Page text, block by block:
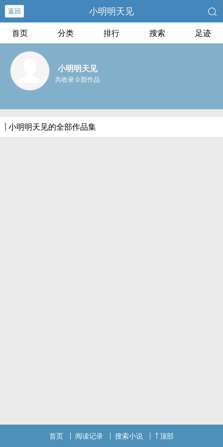
返回 小明明天见
首页 分类 排行 搜索 足迹
小明明天见
共收录 0 部作品
小明明天见的全部作品集
首页 阅读记录 搜索小说 顶部